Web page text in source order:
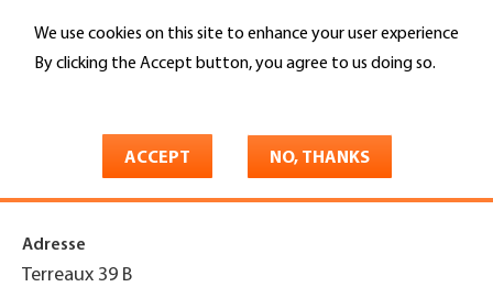
We use cookies on this site to enhance your user experience
By clicking the Accept button, you agree to us doing so.
ACCEPT NO, THANKS
main
Search
Minerba SA
Adresse
Terreaux 39 B